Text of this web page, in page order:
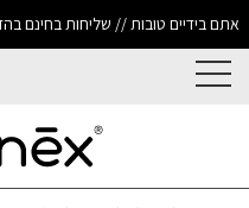
אתם בידיים טובות // שליחות בחינם בהזמנה מעל 299 ש"ח (לא